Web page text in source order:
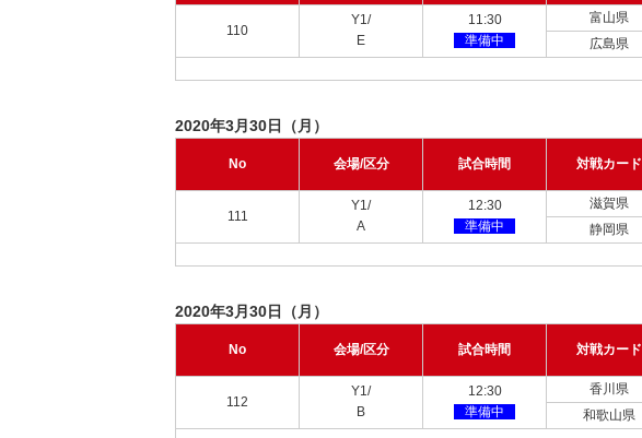
110
Y1/
E
11:30
準備中
富山県
広島県
2020年3月30日（月）
No 会場/区分 試合時間 対戦カード
111
Y1/
A
12:30
準備中
滋賀県
静岡県
2020年3月30日（月）
No 会場/区分 試合時間 対戦カード
112
Y1/
B
12:30
準備中
香川県
和歌山県